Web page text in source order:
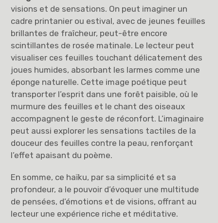
visions et de sensations. On peut imaginer un
cadre printanier ou estival, avec de jeunes feuilles
brillantes de fraîcheur, peut-être encore
scintillantes de rosée matinale. Le lecteur peut
visualiser ces feuilles touchant délicatement des
joues humides, absorbant les larmes comme une
éponge naturelle. Cette image poétique peut
transporter l’esprit dans une forêt paisible, où le
murmure des feuilles et le chant des oiseaux
accompagnent le geste de réconfort. L’imaginaire
peut aussi explorer les sensations tactiles de la
douceur des feuilles contre la peau, renforçant
l’effet apaisant du poème.
En somme, ce haïku, par sa simplicité et sa
profondeur, a le pouvoir d’évoquer une multitude
de pensées, d’émotions et de visions, offrant au
lecteur une expérience riche et méditative.